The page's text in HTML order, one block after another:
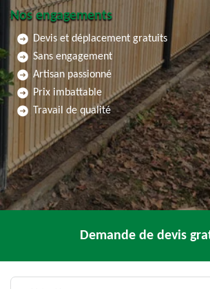
Nos engagements
Devis et déplacement gratuits
Sans engagement
Artisan passionné
Prix imbattable
Travail de qualité
Demande de devis